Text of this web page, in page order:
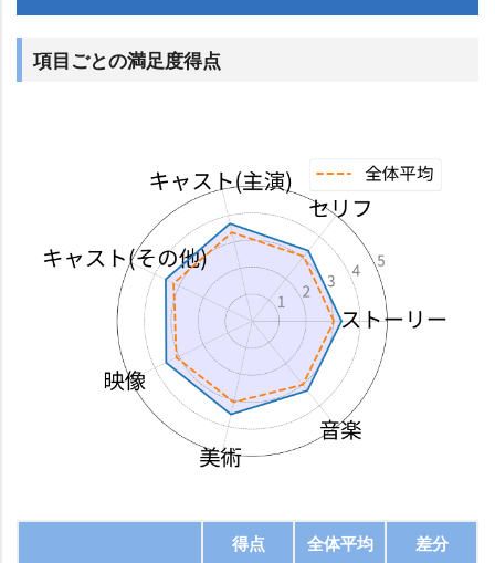
項目ごとの満足度得点
得点 全体平均 差分